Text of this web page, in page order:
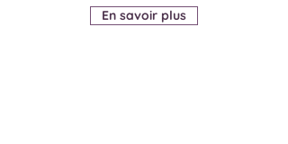
En savoir plus